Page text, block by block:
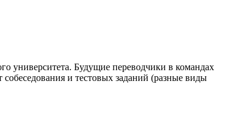
университета. Будущие переводчики в командах
и тестовых заданий (разные виды